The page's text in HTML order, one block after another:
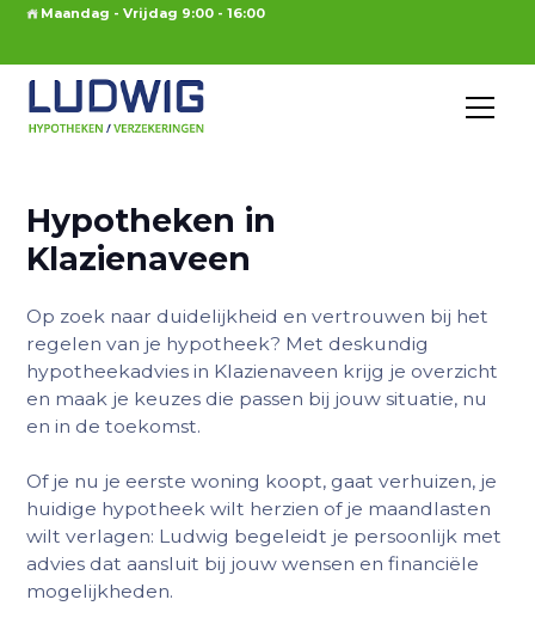
Maandag - Vrijdag 9:00 - 16:00
Hypotheken in
Klazienaveen
Op zoek naar duidelijkheid en vertrouwen bij het
regelen van je hypotheek? Met deskundig
hypotheekadvies in Klazienaveen krijg je overzicht
en maak je keuzes die passen bij jouw situatie, nu
en in de toekomst.
Of je nu je eerste woning koopt, gaat verhuizen, je
huidige hypotheek wilt herzien of je maandlasten
wilt verlagen: Ludwig begeleidt je persoonlijk met
advies dat aansluit bij jouw wensen en financiële
mogelijkheden.